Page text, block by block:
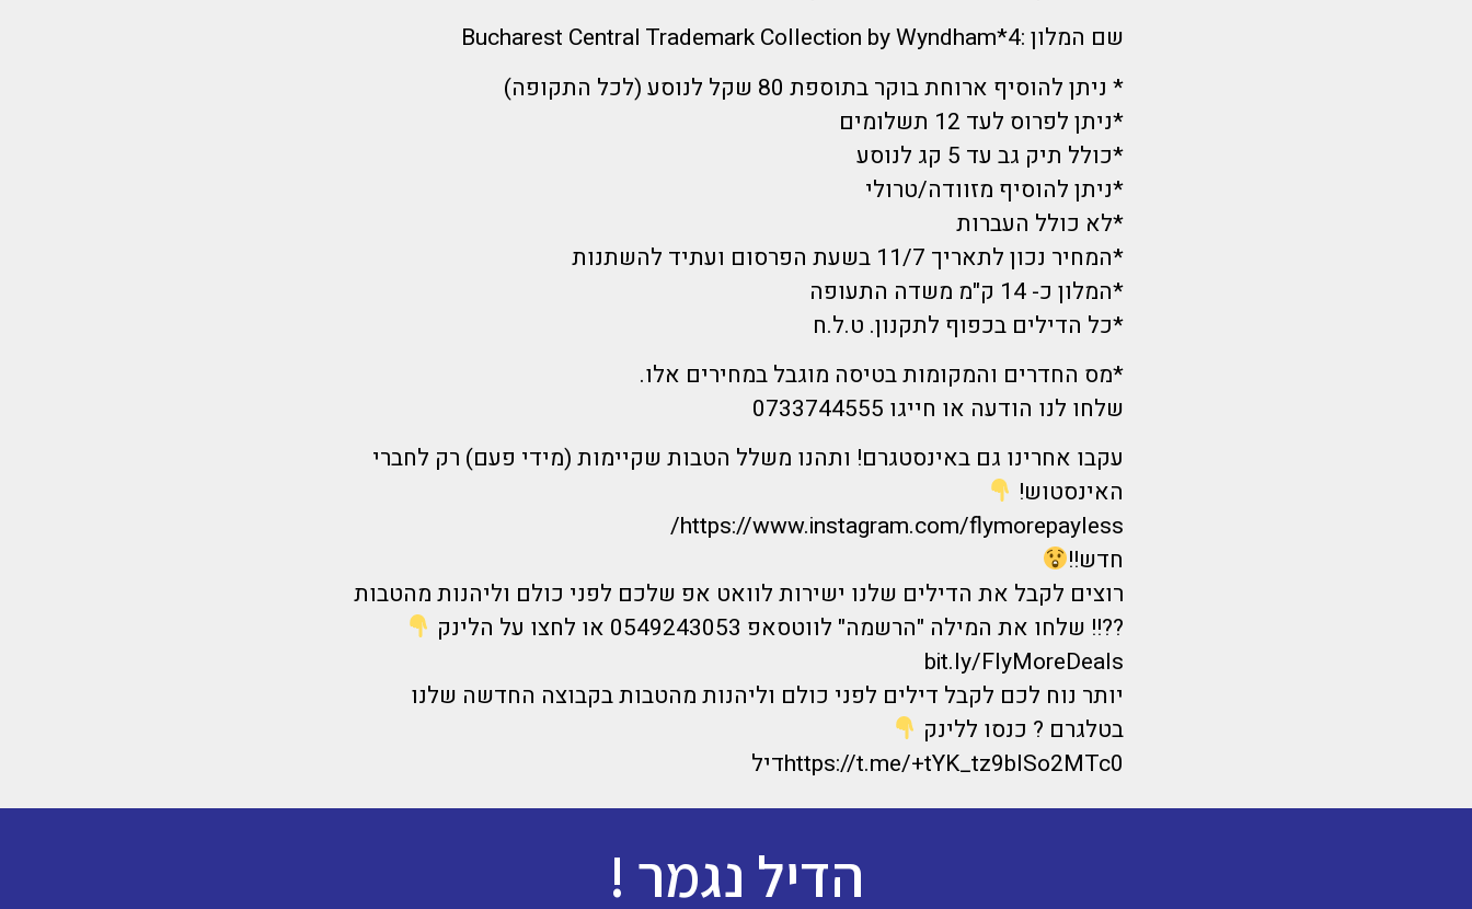
שם המלון :4*Bucharest Central Trademark Collection by Wyndham
* ניתן להוסיף ארוחת בוקר בתוספת 80 שקל לנוסע (לכל התקופה)
*ניתן לפרוס לעד 12 תשלומים
*כולל תיק גב עד 5 קג לנוסע
*ניתן להוסיף מזוודה/טרולי
*לא כולל העברות
*המחיר נכון לתאריך 11/7 בשעת הפרסום ועתיד להשתנות
*המלון כ- 14 ק"מ משדה התעופה
*כל הדילים בכפוף לתקנון. ט.ל.ח
*מס החדרים והמקומות בטיסה מוגבל במחירים אלו.
שלחו לנו הודעה או חייגו 0733744555
עקבו אחרינו גם באינסטגרם! ותהנו משלל הטבות שקיימות (מידי פעם) רק לחברי
האינסטוש!
https://www.instagram.com/flymorepayless/
חדש!!
רוצים לקבל את הדילים שלנו ישירות לוואט אפ שלכם לפני כולם וליהנות מהטבות
??!! שלחו את המילה "הרשמה" לווטסאפ 0549243053 או לחצו על הלינק
bit.ly/FlyMoreDeals
יותר נוח לכם לקבל דילים לפני כולם וליהנות מהטבות בקבוצה החדשה שלנו
בטלגרם ? כנסו ללינק
https://t.me/+tYK_tz9blSo2MTc0דיל
הדיל נגמר !